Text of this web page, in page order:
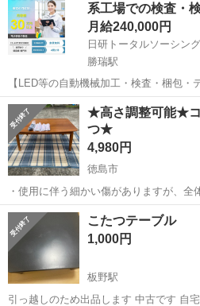
系工場での検査・
月給240,000円
日研トータルソーシン
勝瑞駅
【LED等の自動機械加工・検査・梱包・
間休日は130日以上／未経験OK！ お仕事について スマートフォンやパ
ソコン、車などに使われるLED等の電
作業になります。①部品を...
徳島 鳴門市 勝瑞駅 その他
★高さ調整可能★コ
つ★
4,980円
徳島市
・使用に伴う細かい傷がありますが、全体
体の高さ（外寸）約61〜42cm、横幅約
町までの直接引き取りでお願い致します。
徳島 徳島市 テーブル コタツ
こたつテーブル
1,000円
板野駅
引っ越しのため出品します 中古です 自